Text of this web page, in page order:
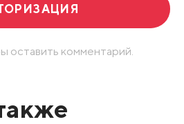
оставить комментарий.